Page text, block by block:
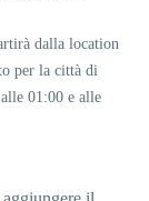
dalla location
per la città di
01:00 e alle